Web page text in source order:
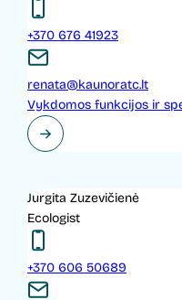
+370 676 41923
renata@kaunoratc.lt
Vykdomos funkcijos ir
Jurgita Zuzevičienė
Ecologist
+370 606 50689